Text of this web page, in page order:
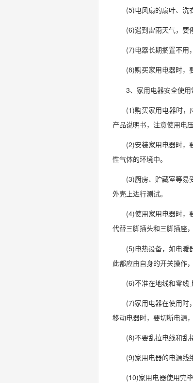
(5)电风扇的扇叶、洗
(6)遇到雷雨天气，要
(7)电器长期搁置不用
(8)购买家用电器时，
3、家用电器安全使用
(1)购买家用电器时，
产品说明书，注意使用电
(2)安装家用电器时，
性气体的环境中。
(3)厨房、贮藏室等易
外壳上进行测试。
(4)使用家用电器时，
代替三脚插头和三脚插座
(5)电热设备，如电暖
此都应由自身的开关操作
(6)不准在地线和零线
(7)家用电器在使用时
移动电器时，要切断电源
(8)不要乱拉电线和乱
(9)家用电器的电源线
(10)家用电器使用完